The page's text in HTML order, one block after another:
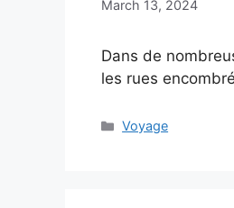
March 13, 2024
Dans de
les rues
Categories
Voyage